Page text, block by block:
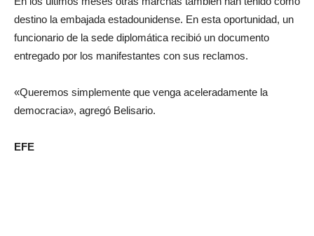
destino la embajada estadounidense. En esta oportunidad, un
funcionario de la sede diplomática recibió un documento
entregado por los manifestantes con sus reclamos.
«Queremos simplemente que venga aceleradamente la
democracia», agregó Belisario.
EFE